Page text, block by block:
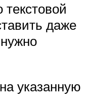
даже
указанную